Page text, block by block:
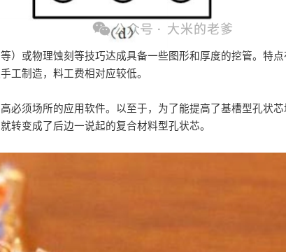
）或物理蚀刻等技巧达成具备一些图形和厚度的挖管。特
工制造，料工费相对应较低。
必须场所的应用软件。以至于，为了能提高了基槽型孔状
转变成了后边一说起的复合材料型孔状芯。